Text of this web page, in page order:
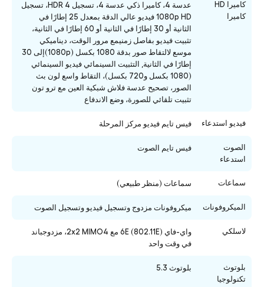
كاميرا HD
كاميرا
عدسة 4، كاميرا ذكي عدسة 4، تسجيل HDR 4، تسجيل
1080p HD فيديو عالي الدقة بمعدل 25 إطارًا في
الثانية أو 30 إطارًا في الثانية أو 60 إطارًا في الثانية،
تثبيت فيديو بفاصل زمنيمع مرور الوقت، ديناميكي
موسع لالتقاط صور بدقة 1080 بكسل (1080p)إلى 30
إطارًا في الثانية, التثبيت السينمائي فيديو السينمائي
(1080 بكسل و720 بكسل)، التقاط واسع لون بث
الصور، تصحيح عدسة فلاش شبكية العين مع ترو تون
تثبيت تلقائي للصورة، وضع الاندفاع
فيديو استدعاء فيس تايم فيديو مركز المرحلة
الصوت
استدعاء
فيس تايم الصوت
سماعات سماعات (منظر طبيعي)
الميكروفونات ميكروفونات مزدوج وتسجيل فيديو وتسجيل الصوت
لاسلكي
واي-فاي 6E (802.11E) مع 2x2 MIMO4، مزدوجباند
في وقت واحد
بلوتوث
تكنولوجيا
بلوتوث 5.3